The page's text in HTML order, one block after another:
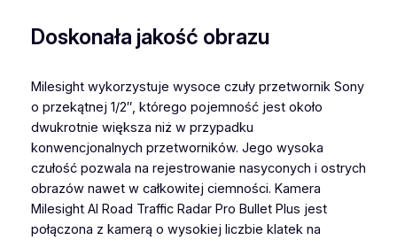
Doskonała jakość obrazu
Milesight wykorzystuje wysoce czuły przetwornik Sony
o przekątnej 1/2″, którego pojemność jest około
dwukrotnie większa niż w przypadku
konwencjonalnych przetworników. Jego wysoka
czułość pozwala na rejestrowanie nasyconych i ostrych
obrazów nawet w całkowitej ciemności. Kamera
Milesight AI Road Traffic Radar Pro Bullet Plus jest
połączona z kamerą o wysokiej liczbie klatek na